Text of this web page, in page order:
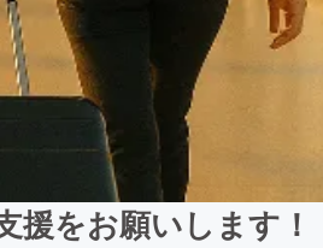
援をお願いします！